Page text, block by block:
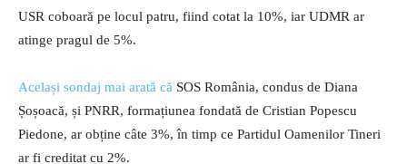
USR coboară pe locul patru, fiind cotat la 10%, iar UDMR ar
atinge pragul de 5%.
Același sondaj mai arată că SOS România, condus de Diana
Șoșoacă, și PNRR, formațiunea fondată de Cristian Popescu
Piedone, ar obține câte 3%, în timp ce Partidul Oamenilor Tineri
ar fi creditat cu 2%.